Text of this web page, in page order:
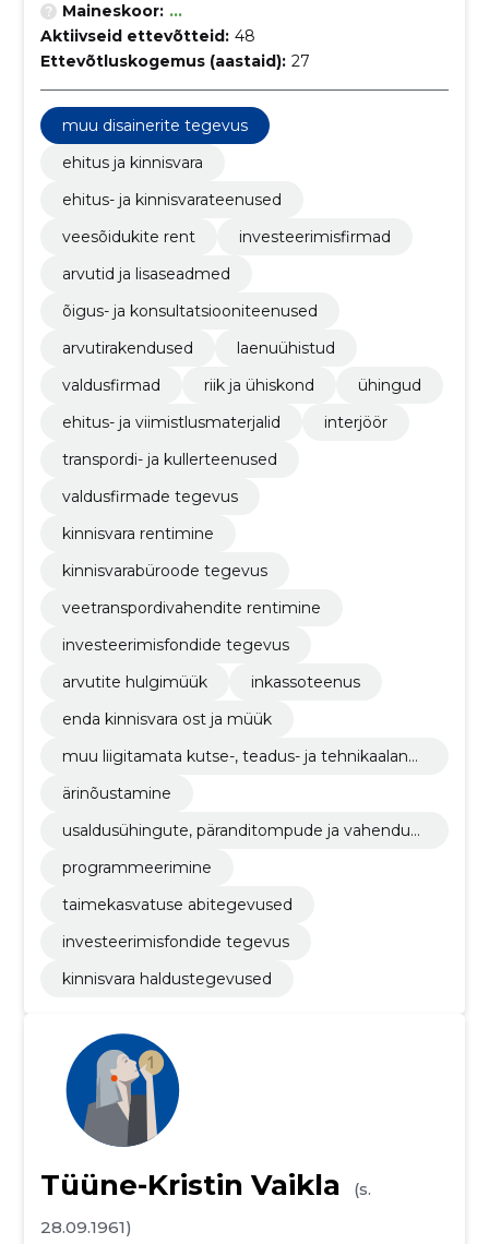
Maineskoor: ...
Aktiivseid ettevõtteid: 48
Ettevõtluskogemus (aastaid): 27
muu disainerite tegevus
ehitus ja kinnisvara
ehitus- ja kinnisvarateenused
veesõidukite rent
investeerimisfirmad
arvutid ja lisaseadmed
õigus- ja konsultatsiooniteenused
arvutirakendused
laenuühistud
valdusfirmad
riik ja ühiskond
ühingud
ehitus- ja viimistlusmaterjalid
interjöör
transpordi- ja kullerteenused
valdusfirmade tegevus
kinnisvara rentimine
kinnisvarabüroode tegevus
veetranspordivahendite rentimine
investeerimisfondide tegevus
arvutite hulgimüük
inkassoteenus
enda kinnisvara ost ja müük
muu liigitamata kutse-, teadus- ja tehnikaalane
ärinõustamine
usaldusühingute, päranditompude ja vahendusk
programmeerimine
taimekasvatuse abitegevused
investeerimisfondide tegevus
kinnisvara haldustegevused
Tüüne-Kristin Vaikla
(s.
28.09.1961)